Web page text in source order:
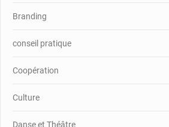
Branding
conseil pratique
Coopération
Culture
Danse et Théâtre